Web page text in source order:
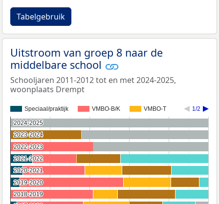
Tabelgebruik
Uitstroom van groep 8 naar de
middelbare school
Schooljaren 2011-2012 tot en met 2024-2025,
woonplaats Drempt
Speciaal/praktijk VMBO-B/K VMBO-T 1/2
2024-2025
2024-2025
2023-2024
2023-2024
2022-2023
2022-2023
2021-2022
2021-2022
2020-2021
2020-2021
2019-2020
2019-2020
2018-2019
2018-2019